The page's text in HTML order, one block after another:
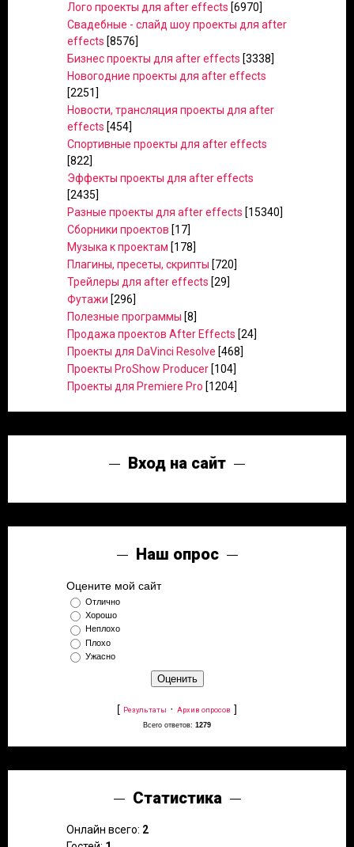
Лого проекты для after effects [6970]
Свадебные - слайд шоу проекты для after
effects [8576]
Бизнес проекты для after effects [3338]
Новогодние проекты для after effects
[2251]
Новости, трансляция проекты для after
effects [454]
Спортивные проекты для after effects
[822]
Эффекты проекты для after effects
[2435]
Разные проекты для after effects [15340]
Сборники проектов [17]
Музыка к проектам [178]
Плагины, пресеты, скрипты [720]
Трейлеры для after effects [29]
Футажи [296]
Полезные программы [8]
Продажа проектов After Effects [24]
Проекты для DaVinci Resolve [468]
Проекты ProShow Producer [104]
Проекты для Premiere Pro [1204]
Вход на сайт
Наш опрос
Оцените мой сайт
Отлично
Хорошо
Неплохо
Плохо
Ужасно
[ Результаты · Архив опросов ]
Всего ответов: 1279
Статистика
Онлайн всего: 2